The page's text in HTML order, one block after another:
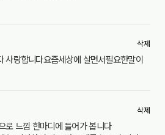
삭제
사랑합니다요즘세상에 살면서필요한말이
삭제
로 느낌 한마디에 들어가 봅니다